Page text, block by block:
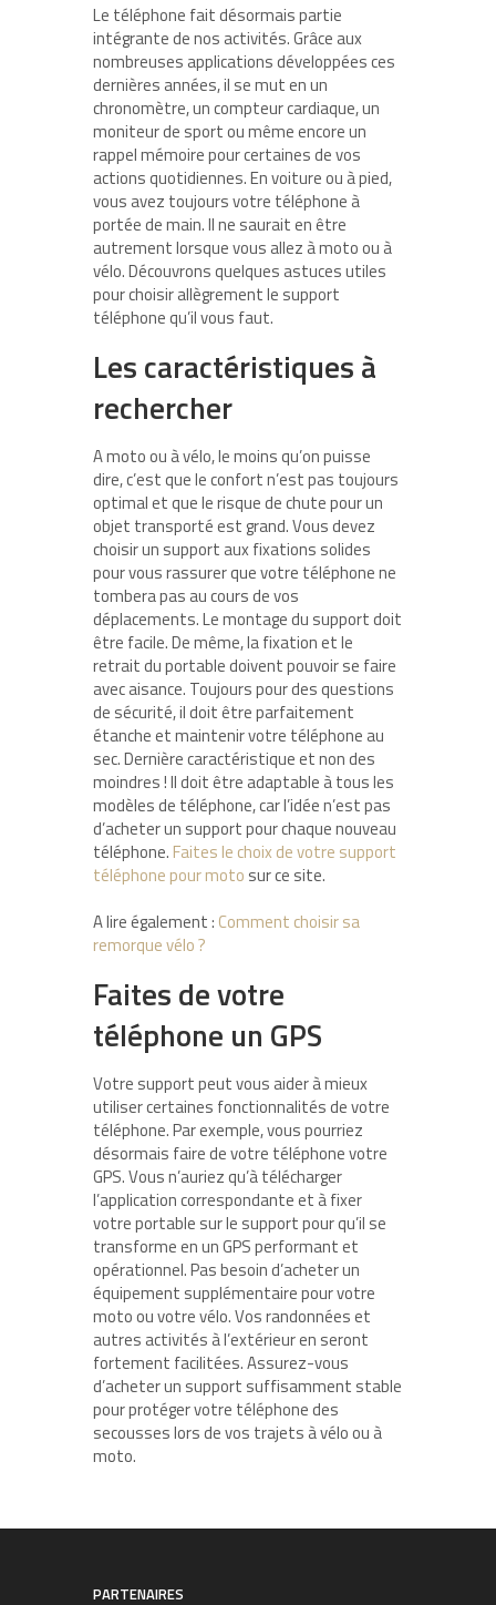
Le téléphone fait désormais partie
intégrante de nos activités. Grâce aux
nombreuses applications développées ces
dernières années, il se mut en un
chronomètre, un compteur cardiaque, un
moniteur de sport ou même encore un
rappel mémoire pour certaines de vos
actions quotidiennes. En voiture ou à pied,
vous avez toujours votre téléphone à
portée de main. Il ne saurait en être
autrement lorsque vous allez à moto ou à
vélo. Découvrons quelques astuces utiles
pour choisir allègrement le support
téléphone qu’il vous faut.
Les caractéristiques à
rechercher
A moto ou à vélo, le moins qu’on puisse
dire, c’est que le confort n’est pas toujours
optimal et que le risque de chute pour un
objet transporté est grand. Vous devez
choisir un support aux fixations solides
pour vous rassurer que votre téléphone ne
tombera pas au cours de vos
déplacements. Le montage du support doit
être facile. De même, la fixation et le
retrait du portable doivent pouvoir se faire
avec aisance. Toujours pour des questions
de sécurité, il doit être parfaitement
étanche et maintenir votre téléphone au
sec. Dernière caractéristique et non des
moindres ! Il doit être adaptable à tous les
modèles de téléphone, car l’idée n’est pas
d’acheter un support pour chaque nouveau
téléphone. Faites le choix de votre support
téléphone pour moto sur ce site.
A lire également : Comment choisir sa
remorque vélo ?
Faites de votre
téléphone un GPS
Votre support peut vous aider à mieux
utiliser certaines fonctionnalités de votre
téléphone. Par exemple, vous pourriez
désormais faire de votre téléphone votre
GPS. Vous n’auriez qu’à télécharger
l’application correspondante et à fixer
votre portable sur le support pour qu’il se
transforme en un GPS performant et
opérationnel. Pas besoin d’acheter un
équipement supplémentaire pour votre
moto ou votre vélo. Vos randonnées et
autres activités à l’extérieur en seront
fortement facilitées. Assurez-vous
d’acheter un support suffisamment stable
pour protéger votre téléphone des
secousses lors de vos trajets à vélo ou à
moto.
PARTENAIRES